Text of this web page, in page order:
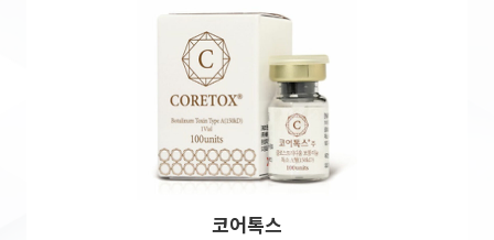
코어톡스